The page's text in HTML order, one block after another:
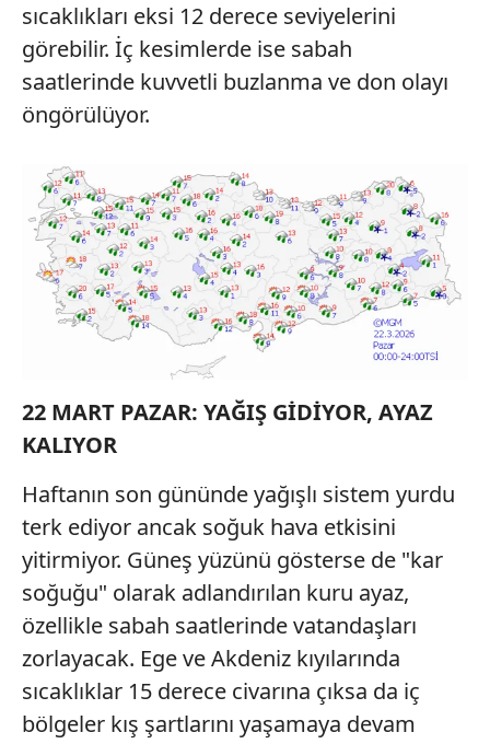
sıcaklıkları eksi 12 derece seviyelerini
görebilir. İç kesimlerde ise sabah
saatlerinde kuvvetli buzlanma ve don olayı
öngörülüyor.
22 MART PAZAR: YAĞIŞ GİDİYOR, AYAZ
KALIYOR
Haftanın son gününde yağışlı sistem yurdu
terk ediyor ancak soğuk hava etkisini
yitirmiyor. Güneş yüzünü gösterse de "kar
soğuğu" olarak adlandırılan kuru ayaz,
özellikle sabah saatlerinde vatandaşları
zorlayacak. Ege ve Akdeniz kıyılarında
sıcaklıklar 15 derece civarına çıksa da iç
bölgeler kış şartlarını yaşamaya devam